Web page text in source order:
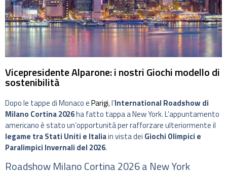
Vicepresidente Alparone: i nostri Giochi modello di
sostenibilità
Dopo le tappe di Monaco eParigi, l’International Roadshow di
Milano Cortina 2026ha fatto tappa a New York. L’appuntamento
americano è stato un’opportunità per rafforzare ulteriormente il
legame tra Stati Uniti e Italiain vista dei Giochi Olimpici e
Paralimpici Invernali del 2026.
Roadshow Milano Cortina 2026 a New York